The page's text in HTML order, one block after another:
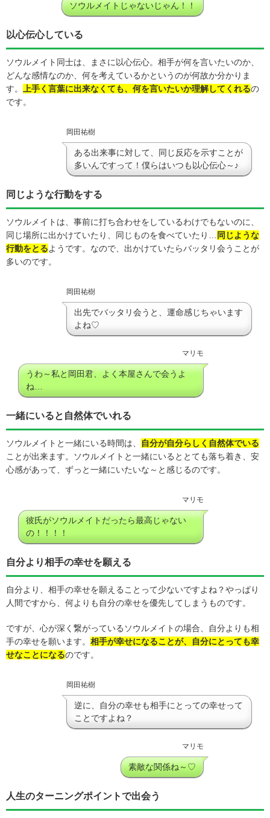
ソウルメイトじゃないじゃん！！
以心伝心している
ソウルメイト同士は、まさに以心伝心。相手が何を言いたいのか、
どんな感情なのか、何を考えているかというのが何故か分かりま
す。
上手く言葉に出来なくても、何を言いたいか理解してくれるの
です。
岡田祐樹
ある出来事に対して、同じ反応を示すことが
多いんですって！僕らはいつも以心伝心～♪
同じような行動をする
ソウルメイトは、事前に打ち合わせをしているわけでもないのに、
同じ場所に出かけていたり、同じものを食べていたり…
同じような
行動をとるようです。なので、出かけていたらバッタリ会うことが
多いのです。
岡田祐樹
出先でバッタリ会うと、運命感じちゃいます
よね♡
マリモ
うわ～私と岡田君、よく本屋さんで会うよ
ね…
一緒にいると自然体でいれる
ソウルメイトと一緒にいる時間は、
自分が自分らしく自然体でいる
ことが出来ます。ソウルメイトと一緒にいるととても落ち着き、安
心感があって、ずっと一緒にいたいな～と感じるのです。
マリモ
彼氏がソウルメイトだったら最高じゃない
の！！！！
自分より相手の幸せを願える
自分より、相手の幸せを願えることって少ないですよね？やっぱり
人間ですから、何よりも自分の幸せを優先してしまうものです。
ですが、心が深く繋がっているソウルメイトの場合、自分よりも相
手の幸せを願います。 相手が幸せになることが、自分にとっても幸
せなことになるのです。
岡田祐樹
逆に、自分の幸せも相手にとっての幸せって
ことですよね？
マリモ
素敵な関係ね～♡
人生のターニングポイントで出会う